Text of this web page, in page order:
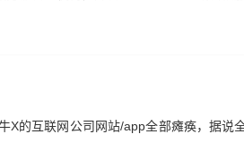
的互联网公司网站/app全部瘫痪，据说